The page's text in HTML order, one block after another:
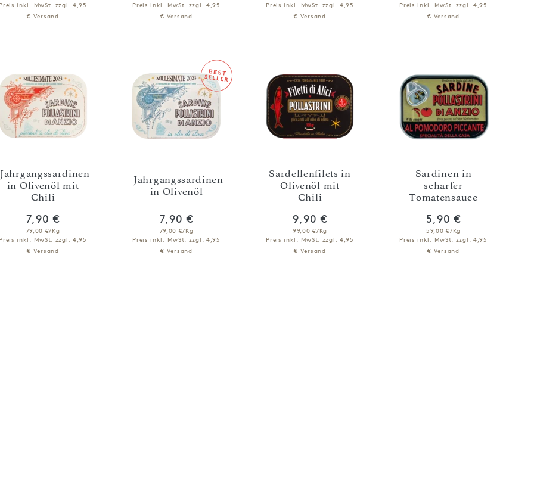
inkl. MwSt. zzgl. 4,95
€ Versand
Preis inkl. MwSt. zzgl. 4,95
€ Versand
Preis inkl. MwSt. zzgl. 4,95
€ Versand
Preis inkl. MwSt. zzgl. 4,95
€ Versand
Jahrgangssardinen
in Olivenöl mit
Chili
7,90 €
79,00 €/Kg
inkl. MwSt. zzgl. 4,95
€ Versand
Jahrgangssardinen
in Olivenöl
7,90 €
79,00 €/Kg
Preis inkl. MwSt. zzgl. 4,95
€ Versand
Sardellenfilets in
Olivenöl mit
Chili
9,90 €
99,00 €/Kg
Preis inkl. MwSt. zzgl. 4,95
€ Versand
Sardinen in
scharfer
Tomatensauce
5,90 €
59,00 €/Kg
Preis inkl. MwSt. zzgl. 4,95
€ Versand